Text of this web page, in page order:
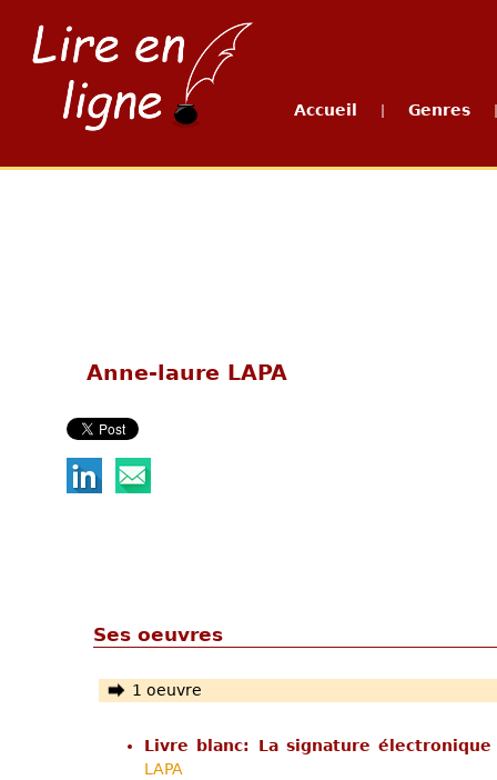
Accueil Genres
Anne-laure LAPA
Ses oeuvres
1 oeuvre
Livre blanc: La signature
LAPA